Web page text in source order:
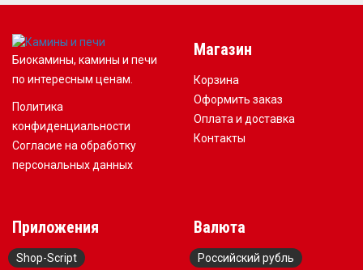
Биокамины, камины и печи
по интересным ценам.
Политика
конфиденциальности
Согласие на обработку
персональных данных
Магазин
Корзина
Оформить заказ
Оплата и доставка
Контакты
Приложения
Shop-Script
Валюта
Российский рубль